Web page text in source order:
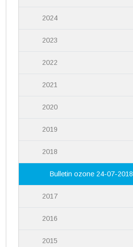
2024
2023
2022
2021
2020
2019
2018
Bulletin ozone 24-07-2018
2017
2016
2015